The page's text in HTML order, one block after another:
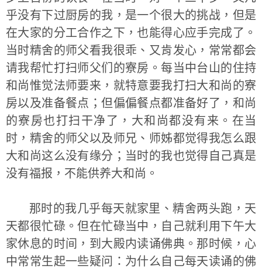
乎没有下过厨房的我，是一个很大的挑战，但是
在大家的分工合作之下，也能得心应手完成了。
当时精舍的师父看我很乖、又肯发心，常常都会
请我帮忙打扫师父们的寮房。每当中台山的住持
和尚惟觉法师要来，就特意要我打扫大和尚的寮
房以及准备餐点；但偏偏餐点都准备好了，和尚
的寮房也打扫干净了，大和尚都没有来。在当
时，精舍的师父以及师兄、师姊都觉得我怎么跟
大和尚这么没有缘分；当时的我也觉得自己真是
没有福报，不能供养大和尚。
那时的我几乎每天就家里、精舍两头跑，天
天都很忙碌。但在忙碌当中，自己就利用下午大
家休息的时间，到大殿内读诵佛典。那时候，心
中常常生起一些疑问：为什么自己每天读诵的佛